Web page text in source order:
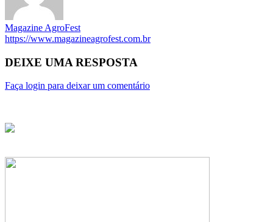
Magazine AgroFest
https://www.magazineagrofest.com.br
DEIXE UMA RESPOSTA
Faça login para deixar um comentário